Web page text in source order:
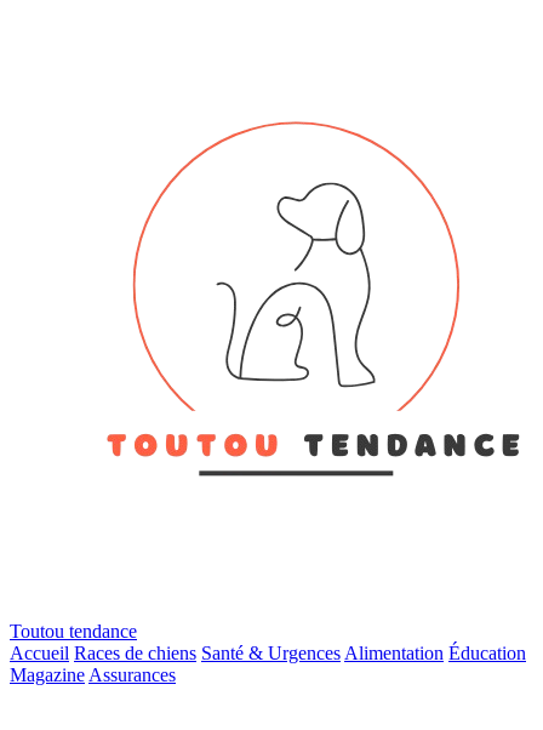
Toutou tendance
Accueil Races de chiens Santé & Urgences Alimentation Éducation
Magazine Assurances